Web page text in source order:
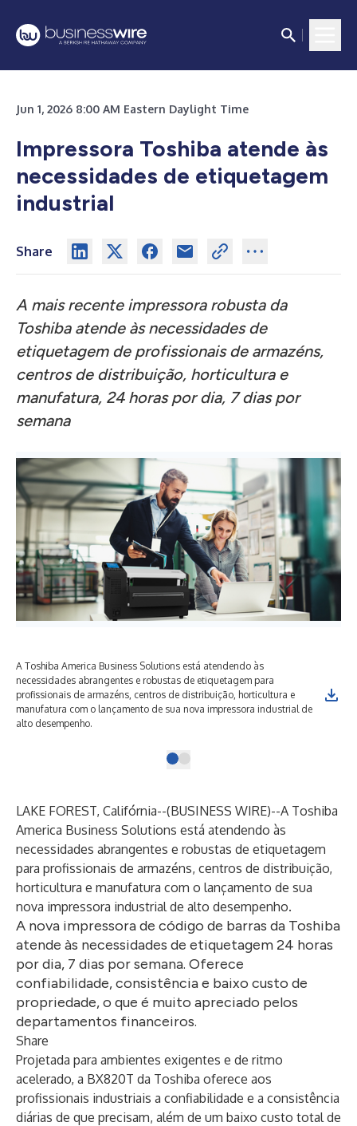
Jun 1, 2026 8:00 AM Eastern Daylight Time
Impressora Toshiba atende às
necessidades de etiquetagem
industrial
Share
A mais recente impressora robusta da
Toshiba atende às necessidades de
etiquetagem de profissionais de armazéns,
centros de distribuição, horticultura e
manufatura, 24 horas por dia, 7 dias por
semana
A Toshiba America Business Solutions está atendendo às
necessidades abrangentes e robustas de etiquetagem para
profissionais de armazéns, centros de distribuição, horticultura e
manufatura com o lançamento de sua nova impressora industrial de
alto desempenho.
LAKE FOREST, Califórnia--(BUSINESS WIRE)--A Toshiba
America Business Solutions está atendendo às
necessidades abrangentes e robustas de etiquetagem
para profissionais de armazéns, centros de distribuição,
horticultura e manufatura com o lançamento de sua
nova impressora industrial de alto desempenho.
A nova impressora de código de barras da Toshiba
atende às necessidades de etiquetagem 24 horas
por dia, 7 dias por semana. Oferece
confiabilidade, consistência e baixo custo de
propriedade, o que é muito apreciado pelos
departamentos financeiros.
Share
Projetada para ambientes exigentes e de ritmo
acelerado, a BX820T da Toshiba oferece aos
profissionais industriais a confiabilidade e a consistência
diárias de que precisam, além de um baixo custo total de